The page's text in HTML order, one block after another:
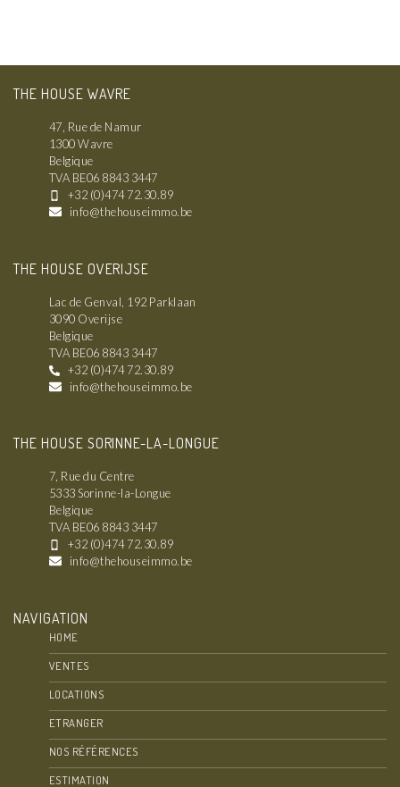
THE HOUSE WAVRE
47, Rue de Namur
1300 Wavre
Belgique
TVA BE06 8843 3447
+32 (0)474 72.30.89
info@thehouseimmo.be
THE HOUSE OVERIJSE
Lac de Genval, 192 Parklaan
3090 Overijse
Belgique
TVA BE06 8843 3447
+32 (0)474 72.30.89
info@thehouseimmo.be
THE HOUSE SORINNE-LA-LONGUE
7, Rue du Centre
5333 Sorinne-la-Longue
Belgique
TVA BE06 8843 3447
+32 (0)474 72.30.89
info@thehouseimmo.be
NAVIGATION
HOME
VENTES
LOCATIONS
ETRANGER
NOS RÉFÉRENCES
ESTIMATION